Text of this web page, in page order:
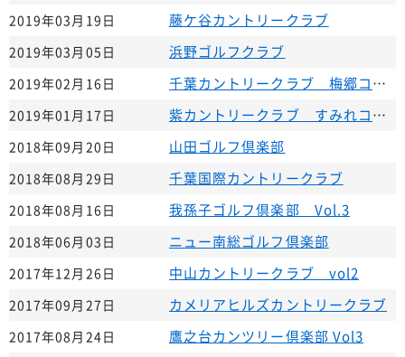
2019年03月19日 藤ケ谷カントリークラブ
2019年03月05日 浜野ゴルフクラブ
2019年02月16日 千葉カントリークラブ 梅郷コース
2019年01月17日 紫カントリークラブ すみれコース
2018年09月20日 山田ゴルフ倶楽部
2018年08月29日 千葉国際カントリークラブ
2018年08月16日 我孫子ゴルフ倶楽部 Vol.3
2018年06月03日 ニュー南総ゴルフ倶楽部
2017年12月26日 中山カントリークラブ vol2
2017年09月27日 カメリアヒルズカントリークラブ
2017年08月24日 鷹之台カンツリー倶楽部 Vol3